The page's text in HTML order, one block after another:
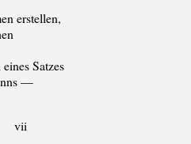
erstellen,
Satzes
—
vii